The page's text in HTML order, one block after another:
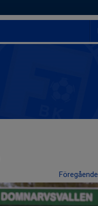
Föregående